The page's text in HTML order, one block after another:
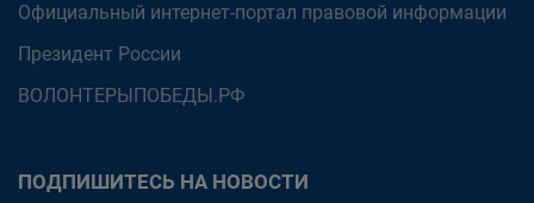
Официальный интернет-портал правовой информации
Президент России
ВОЛОНТЕРЫПОБЕДЫ.РФ
ПОДПИШИТЕСЬ НА НОВОСТИ